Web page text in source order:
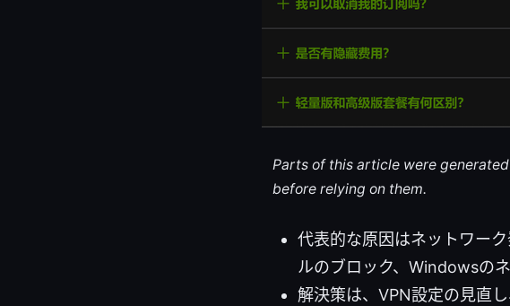
Parts of this article were
before relying on them.
代表的な原因はネットワー
ルのブロック、Windowsの
解決策は、VPN設定の見直